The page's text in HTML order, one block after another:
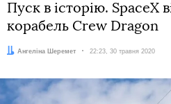
Пуск в історію. SpaceX
корабель Crew Dragon
Автор:
Ангеліна Шеремет Дата:
22:23, 30 травня 2020